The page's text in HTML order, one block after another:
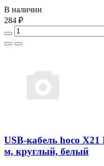
В наличии
284 ₽
USB-кабель hoco
м, круглый, белый